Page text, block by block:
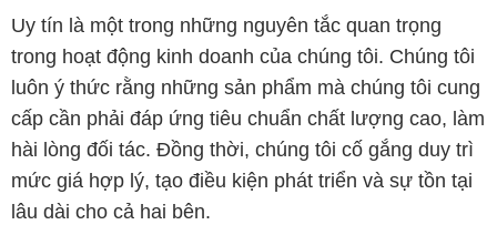
Uy tín là một trong những nguyên tắc quan trọng
trong hoạt động kinh doanh của chúng tôi. Chúng tôi
luôn ý thức rằng những sản phẩm mà chúng tôi cung
cấp cần phải đáp ứng tiêu chuẩn chất lượng cao, làm
hài lòng đối tác. Đồng thời, chúng tôi cố gắng duy trì
mức giá hợp lý, tạo điều kiện phát triển và sự tồn tại
lâu dài cho cả hai bên.